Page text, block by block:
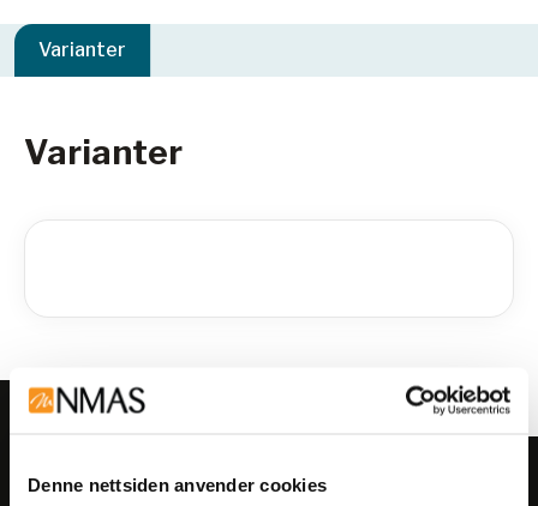
Denne nettsiden anvender cookies
Varianter
Varianter
Meld deg på vårt nyhetsbrev!